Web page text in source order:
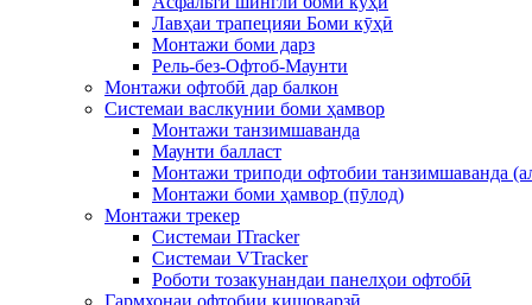
Лавҳаи трапецияи Боми кӯҳӣ
Монтажи боми дарз
Рель-без-Офтоб-Маунти
Монтажи офтобӣ дар балкон
Системаи васлкунии боми ҳамвор
Монтажи танзимшаванда
Маунти балласт
Монтажи триподи офтобии танзимшаванда
Монтажи боми ҳамвор (пӯлод)
Монтажи трекер
Системаи ITracker
Системаи VTracker
Роботи тозакунандаи панелҳои офтобӣ
Гармхонаи офтобии кишоварзӣ